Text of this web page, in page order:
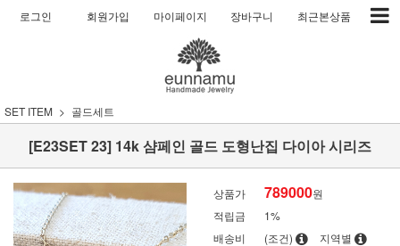
로그인 회원가입 마이페이지 장바구니 최근본상품
SET ITEM 골드세트
[E23SET 23] 14k 샴페인 골드 도형난집 다이아 시리즈
상품가 789000원
적립금
1%
배송비
(조건) 지역별